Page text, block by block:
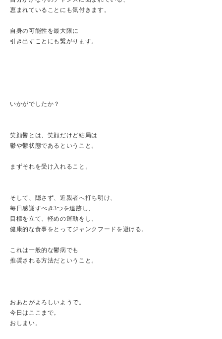
恵まれていることにも気付きます。
自身の可能性を最大限に
引き出すことにも繋がります。
いかがでしたか？
笑顔鬱とは、笑顔だけど結局は
鬱や鬱状態であるということ。
まずそれを受け入れること。
そして、隠さず、近親者へ打ち明け、
毎日感謝すべき3つを追跡し、
目標を立て、軽めの運動をし、
健康的な食事をとってジャンクフードを避ける。
これは一般的な鬱病でも
推奨される方法だということ。
おあとがよろしいようで。
今日はここまで。
おしまい。